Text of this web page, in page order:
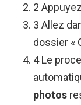
2
3 Allez
dossier «
4 Le
photos